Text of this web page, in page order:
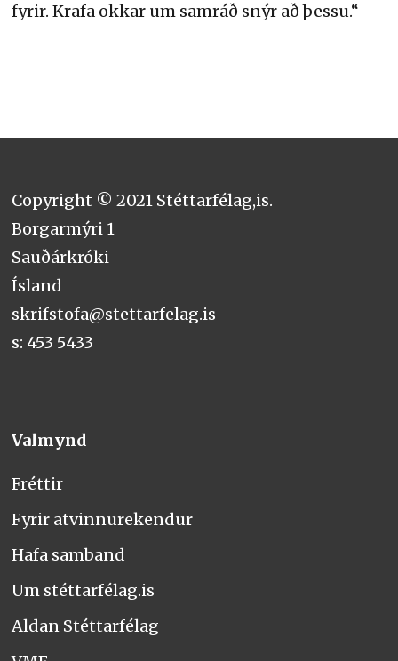
fyrir. Krafa okkar um samráð snýr að þessu.“
Copyright © 2021 Stéttarfélag,is.
Borgarmýri 1
Sauðárkróki
Ísland
skrifstofa@stettarfelag.is
s: 453 5433
Valmynd
Fréttir
Fyrir atvinnurekendur
Hafa samband
Um stéttarfélag.is
Aldan Stéttarfélag